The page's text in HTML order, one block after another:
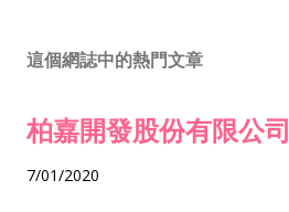
這個網誌中的熱門文章
柏嘉開發股份有限公司
7/01/2020